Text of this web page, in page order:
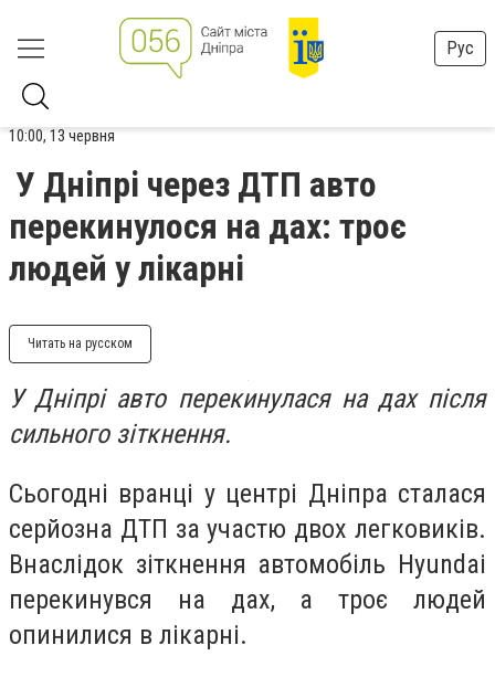
Рус
10:00, 13 червня
У Дніпрі через ДТП авто
перекинулося на дах: троє
людей у лікарні
Читать на русском
У Дніпрі авто перекинулася на дах після
сильного зіткнення.
Сьогодні вранці у центрі Дніпра сталася
серйозна ДТП за участю двох легковиків.
Внаслідок зіткнення автомобіль Hyundai
перекинувся на дах, а троє людей
опинилися в лікарні.